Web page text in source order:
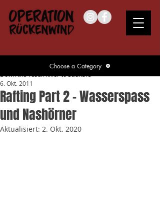
Rafting Part 2 – Wasserspass
und Nashörner
6. Okt. 2011
Aktualisiert: 2. Okt. 2020
Choose a Category